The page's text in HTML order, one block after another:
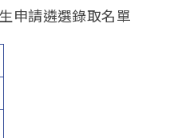
申請遴選錄取名單